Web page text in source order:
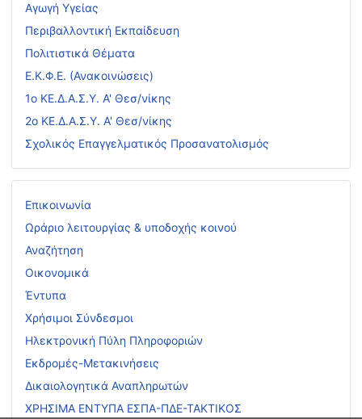
Αγωγή Υγείας
Περιβαλλοντική Εκπαίδευση
Πολιτιστικά Θέματα
Ε.Κ.Φ.Ε. (Ανακοινώσεις)
1ο ΚΕ.Δ.Α.Σ.Υ. Α' Θεσ/νίκης
2ο ΚΕ.Δ.Α.Σ.Υ. Α' Θεσ/νίκης
Σχολικός Επαγγελματικός Προσανατολισμός
Επικοινωνία
Ωράριο λειτουργίας & υποδοχής κοινού
Αναζήτηση
Οικονομικά
Έντυπα
Χρήσιμοι Σύνδεσμοι
Ηλεκτρονική Πύλη Πληροφοριών
Εκδρομές-Μετακινήσεις
Δικαιολογητικά Αναπληρωτών
ΧΡΗΣΙΜΑ ΕΝΤΥΠΑ ΕΣΠΑ-ΠΔΕ-ΤΑΚΤΙΚΟΣ